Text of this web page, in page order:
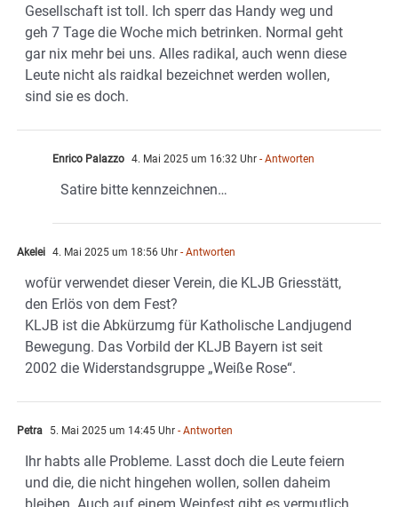
Gesellschaft ist toll. Ich sperr das Handy weg und
geh 7 Tage die Woche mich betrinken. Normal geht
gar nix mehr bei uns. Alles radikal, auch wenn diese
Leute nicht als raidkal bezeichnet werden wollen,
sind sie es doch.
Enrico Palazzo 4. Mai 2025 um 16:32 Uhr - Antworten
Satire bitte kennzeichnen…
Akelei 4. Mai 2025 um 18:56 Uhr - Antworten
wofür verwendet dieser Verein, die KLJB Griesstätt,
den Erlös von dem Fest?
KLJB ist die Abkürzumg für Katholische Landjugend
Bewegung. Das Vorbild der KLJB Bayern ist seit
2002 die Widerstandsgruppe „Weiße Rose“.
Petra 5. Mai 2025 um 14:45 Uhr - Antworten
Ihr habts alle Probleme. Lasst doch die Leute feiern
und die, die nicht hingehen wollen, sollen daheim